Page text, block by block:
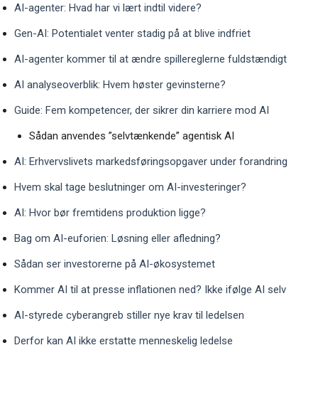
AI-agenter: Hvad har vi lært indtil videre?
Gen-AI: Potentialet venter stadig på at blive indfriet
AI-agenter kommer til at ændre spillereglerne fuldstændigt
AI analyseoverblik: Hvem høster gevinsterne?
Guide: Fem kompetencer, der sikrer din karriere mod AI
Sådan anvendes ”selvtænkende” agentisk AI
AI: Erhvervslivets markedsføringsopgaver under forandring
Hvem skal tage beslutninger om AI-investeringer?
AI: Hvor bør fremtidens produktion ligge?
Bag om AI-euforien: Løsning eller afledning?
Sådan ser investorerne på AI-økosystemet
Kommer AI til at presse inflationen ned? Ikke ifølge AI selv
AI-styrede cyberangreb stiller nye krav til ledelsen
Derfor kan AI ikke erstatte menneskelig ledelse